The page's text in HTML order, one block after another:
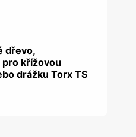
dřevo,
pro křížovou
drážku Torx TS